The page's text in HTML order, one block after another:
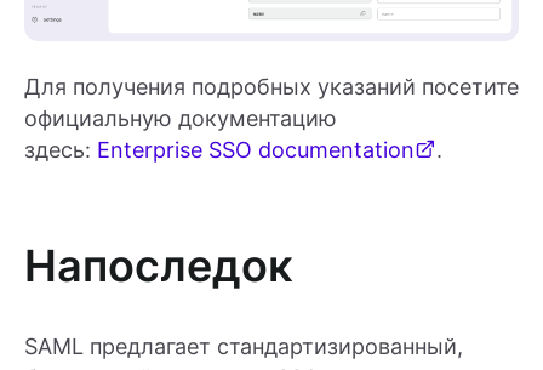
Для получения подробных указаний посетите
официальную документацию
здесь: Enterprise SSO documentation .
Напоследок
SAML предлагает стандартизированный,